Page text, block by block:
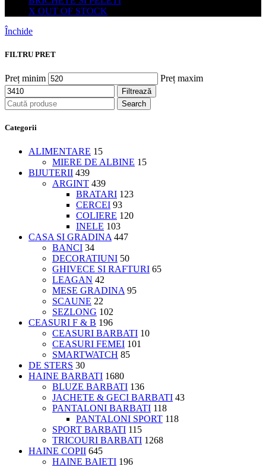
X OUT OF STOCK
Închide
FILTRU PRET
Preț minim Preț maxim
Filtrează
Search
Categorii
ALIMENTARE 15
MIERE DE ALBINE 15
BIJUTERII 439
ARGINT 439
BRATARI 123
CERCEI 93
COLIERE 120
INELE 103
CASA SI GRADINA 447
BANCI 34
DECORATIUNI 50
GHIVECE SI RAFTURI 65
LEAGAN 42
MESE GRADINA 95
SCAUNE 22
SEZLONG 102
CEASURI F & B 196
CEASURI BARBATI 10
CEASURI FEMEI 101
SMARTWATCH 85
DE STERS 30
HAINE BARBATI 1680
BLUZE BARBATI 136
JACHETE & GECI BARBATI 43
PANTALONI BARBATI 118
PANTALONI SPORT 118
SPORT BARBATI 115
TRICOURI BARBATI 1268
HAINE COPII 645
HAINE BAIETI 196